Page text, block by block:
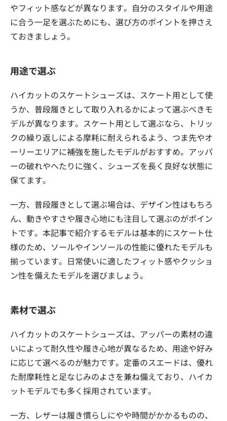
やフィット感などが異なります。自分のスタイルや用途
に合う一足を選ぶためにも、選び方のポイントを押さえ
ておきましょう。
用途で選ぶ
ハイカットのスケートシューズは、スケート用として使
うか、普段履きとして取り入れるかによって選ぶべきモ
デルが異なります。スケート用として選ぶなら、トリッ
クの繰り返しによる摩耗に耐えられるよう、つま先やオ
ーリーエリアに補強を施したモデルがおすすめ。アッパ
ーの破れやへたりに強く、シューズを長く良好な状態に
保てます。
一方、普段履きとして選ぶ場合は、デザイン性はもちろ
ん、動きやすさや履き心地にも注目して選ぶのがポイン
トです。本記事で紹介するモデルは基本的にスケート仕
様のため、ソールやインソールの性能に優れたモデルも
揃っています。日常使いに適したフィット感やクッショ
ン性を備えたモデルを選びましょう。
素材で選ぶ
ハイカットのスケートシューズは、アッパーの素材の違
いによって耐久性や履き心地が異なるため、用途や好み
に応じて選べるのが魅力です。定番のスエードは、優れ
た耐摩耗性と足なじみのよさを兼ね備えており、ハイカ
ットモデルでも多く採用されています。
一方、レザーは履き慣らしにやや時間がかかるものの、